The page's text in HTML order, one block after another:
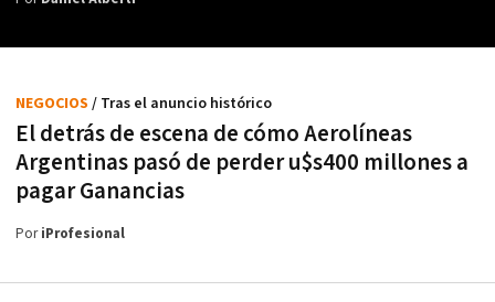
El detrás de escena de cómo Aerolíneas
Argentinas pasó de perder u$s400 millones a
pagar Ganancias
NEGOCIOS / Tras el anuncio histórico
PoriProfesional